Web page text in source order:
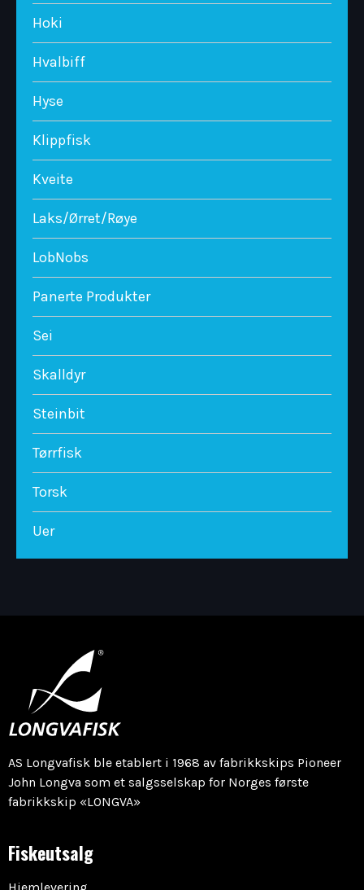
Hoki
Hvalbiff
Hyse
Klippfisk
Kveite
Laks/Ørret/Røye
LobNobs
Panerte Produkter
Sei
Skalldyr
Steinbit
Tørrfisk
Torsk
Uer
AS Longvafisk ble etablert i 1968 av fabrikkskips Pioneer
John Longva som et salgsselskap for Norges første
fabrikkskip «LONGVA»
Fiskeutsalg